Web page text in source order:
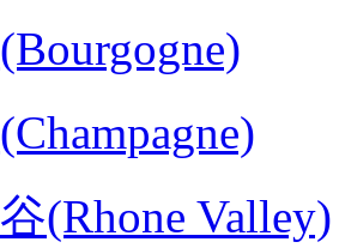
(Rhone Valley)